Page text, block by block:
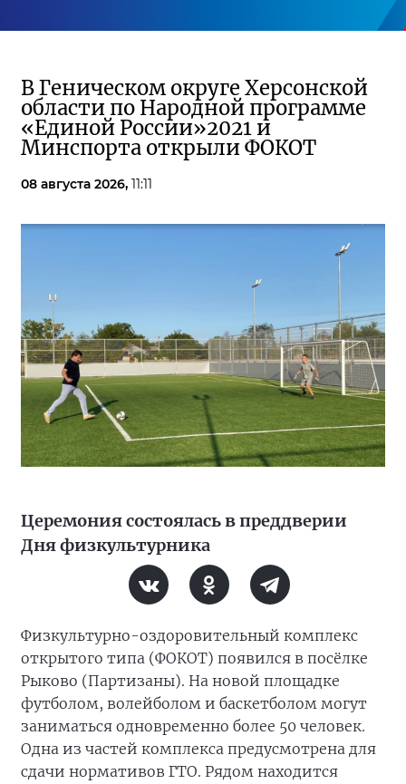
В Геническом округе Херсонской
области по Народной программе
«Единой России»2021 и
Минспорта открыли ФОКОТ
08 августа 2026, 11:11
Церемония состоялась в преддверии
Дня физкультурника
Физкультурно-оздоровительный комплекс
открытого типа (ФОКОТ) появился в посёлке
Рыково (Партизаны). На новой площадке
футболом, волейболом и баскетболом могут
заниматься одновременно более 50 человек.
Одна из частей комплекса предусмотрена для
сдачи нормативов ГТО. Рядом находится